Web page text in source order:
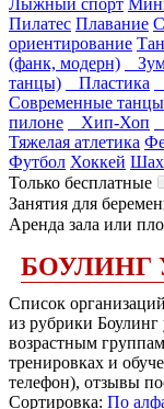
Лыжный спорт
Пилатес Плавание
ориентирование
(фанк, модерн)
танцы)
Пластика
Современные танцы
пилоне
Хип-Хоп
Тяжелая атлетика
Футбол Хоккей
Только бесплатные
Занятия для
Аренда зала или
БОУЛИНГ
Список
из рубрики
возрастным
тренировках и
телефон), отзывы
Сортировка: По